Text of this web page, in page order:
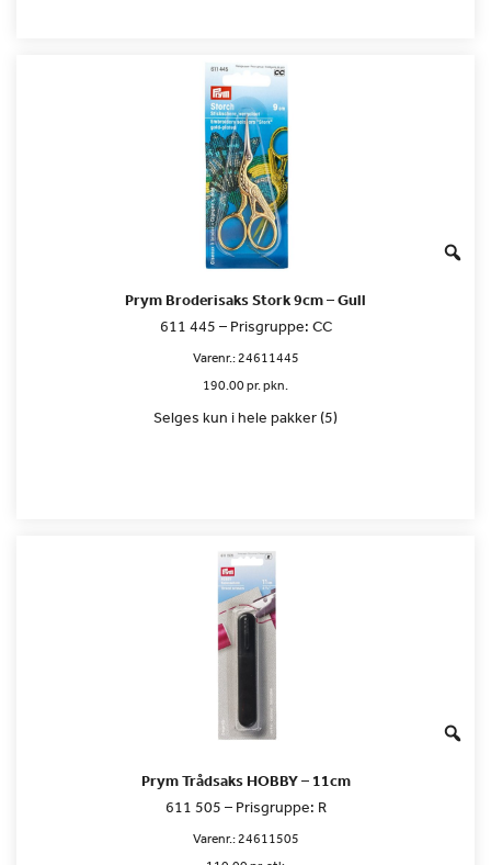
Prym Broderisaks Stork 9cm – Gull
611 445 – Prisgruppe: CC
Varenr.:24611445
190.00 pr. pkn.
Selges kun i hele pakker (5)
Prym Trådsaks HOBBY – 11cm
611 505 – Prisgruppe: R
Varenr.:24611505